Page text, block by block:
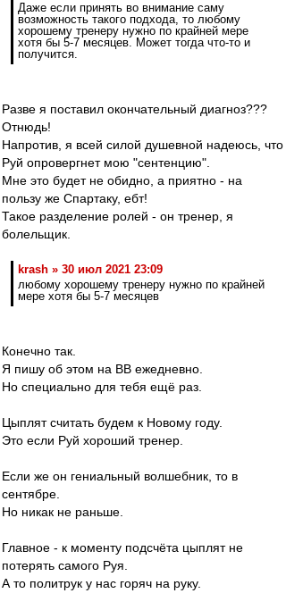
Даже если принять во внимание саму
возможность такого подхода, то любому
хорошему тренеру нужно по крайней мере
хотя бы 5-7 месяцев. Может тогда что-то и
получится.
Разве я поставил окончательный диагноз???
Отнюдь!
Напротив, я всей силой душевной надеюсь, что
Руй опровергнет мою "сентенцию".
Мне это будет не обидно, а приятно - на
пользу же Спартаку, ебт!
Такое разделение ролей - он тренер, я
болельщик.
krash » 30 июл 2021 23:09
любому хорошему тренеру нужно по крайней
мере хотя бы 5-7 месяцев
Конечно так.
Я пишу об этом на ВВ ежедневно.
Но специально для тебя ещё раз.
Цыплят считать будем к Новому году.
Это если Руй хороший тренер.
Если же он гениальный волшебник, то в
сентябре.
Но никак не раньше.
Главное - к моменту подсчёта цыплят не
потерять самого Руя.
А то политрук у нас горяч на руку.